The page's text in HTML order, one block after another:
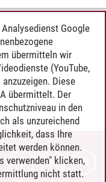
Google
übermitteln wir
(YouTube,
Diese
übermittelt. Der
in den
als unzureichend
dass Ihre
werden können.
verwenden" klicken,
nicht statt.